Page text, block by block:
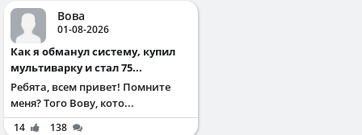
Вова
01-08-2026
Как я обманул систему, купил
мультиварку и стал 75...
Ребята, всем привет! Помните
меня? Того Вову, кото...
14 138